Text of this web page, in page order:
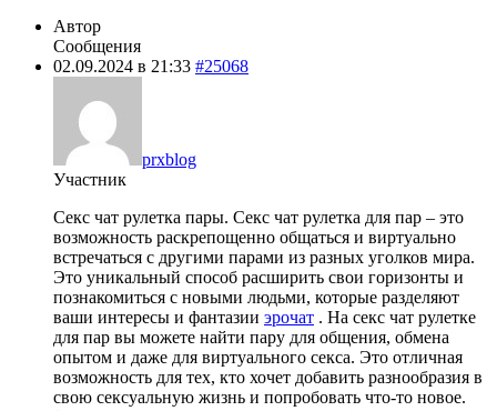
Автор
Сообщения
02.09.2024 в 21:33 #25068
prxblog
Участник
Секс чат рулетка пары. Секс чат рулетка для пар – это
возможность раскрепощенно общаться и виртуально
встречаться с другими парами из разных уголков мира.
Это уникальный способ расширить свои горизонты и
познакомиться с новыми людьми, которые разделяют
ваши интересы и фантазии эрочат . На секс чат рулетке
для пар вы можете найти пару для общения, обмена
опытом и даже для виртуального секса. Это отличная
возможность для тех, кто хочет добавить разнообразия в
свою сексуальную жизнь и попробовать что-то новое.